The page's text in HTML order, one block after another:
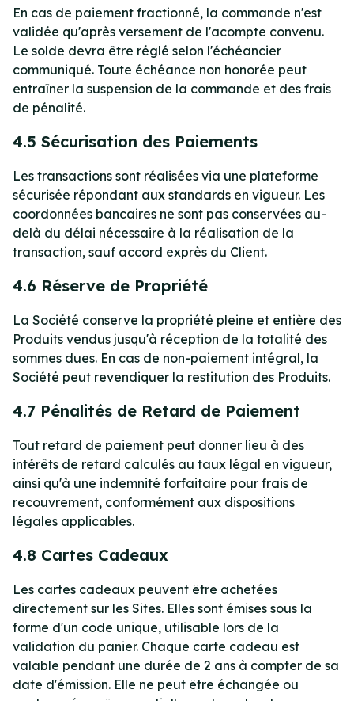
En cas de paiement fractionné, la commande n'est
validée qu'après versement de l'acompte convenu.
Le solde devra être réglé selon l'échéancier
communiqué. Toute échéance non honorée peut
entraîner la suspension de la commande et des frais
de pénalité.
4.5 Sécurisation des Paiements
Les transactions sont réalisées via une plateforme
sécurisée répondant aux standards en vigueur. Les
coordonnées bancaires ne sont pas conservées au-
delà du délai nécessaire à la réalisation de la
transaction, sauf accord exprès du Client.
4.6 Réserve de Propriété
La Société conserve la propriété pleine et entière des
Produits vendus jusqu'à réception de la totalité des
sommes dues. En cas de non-paiement intégral, la
Société peut revendiquer la restitution des Produits.
4.7 Pénalités de Retard de Paiement
Tout retard de paiement peut donner lieu à des
intérêts de retard calculés au taux légal en vigueur,
ainsi qu'à une indemnité forfaitaire pour frais de
recouvrement, conformément aux dispositions
légales applicables.
4.8 Cartes Cadeaux
Les cartes cadeaux peuvent être achetées
directement sur les Sites. Elles sont émises sous la
forme d'un code unique, utilisable lors de la
validation du panier. Chaque carte cadeau est
valable pendant une durée de 2 ans à compter de sa
date d'émission. Elle ne peut être échangée ou